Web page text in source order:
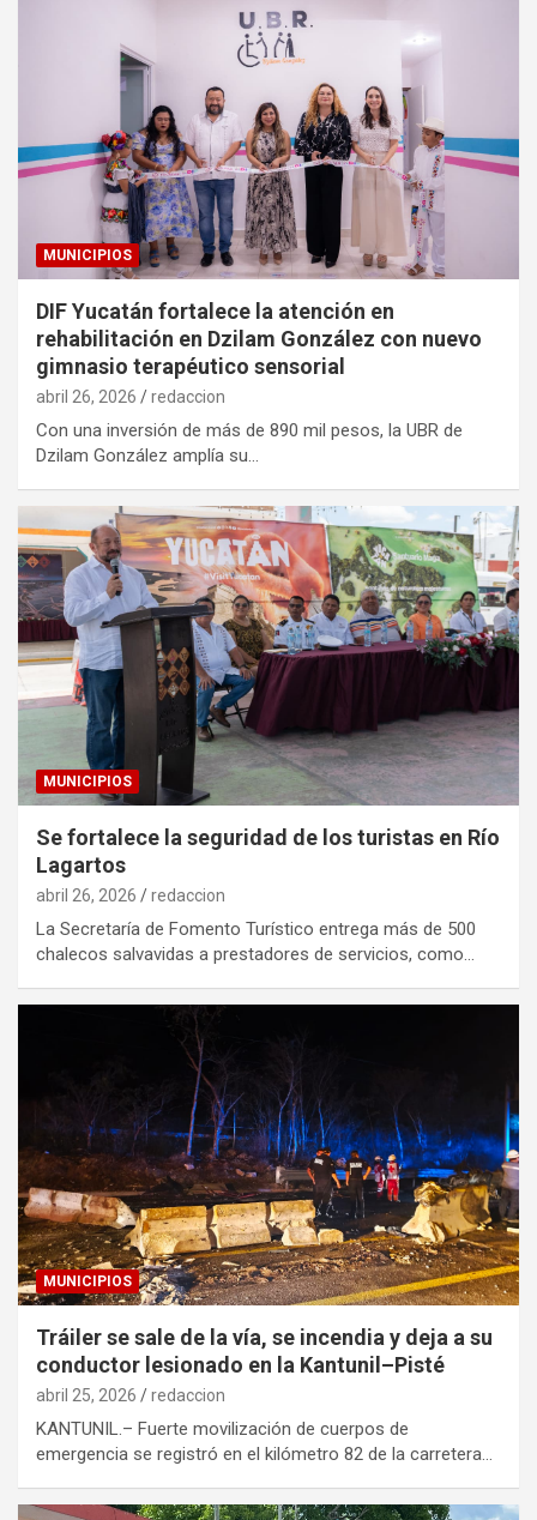
MUNICIPIOS
DIF Yucatán fortalece la atención en
rehabilitación en Dzilam González con nuevo
gimnasio terapéutico sensorial
abril 26, 2026 redaccion
Con una inversión de más de 890 mil pesos, la UBR de
Dzilam González amplía su…
MUNICIPIOS
Se fortalece la seguridad de los turistas en Río
Lagartos
abril 26, 2026 redaccion
La Secretaría de Fomento Turístico entrega más de 500
chalecos salvavidas a prestadores de servicios, como…
MUNICIPIOS
Tráiler se sale de la vía, se incendia y deja a su
conductor lesionado en la Kantunil–Pisté
abril 25, 2026 redaccion
KANTUNIL.– Fuerte movilización de cuerpos de
emergencia se registró en el kilómetro 82 de la carretera…